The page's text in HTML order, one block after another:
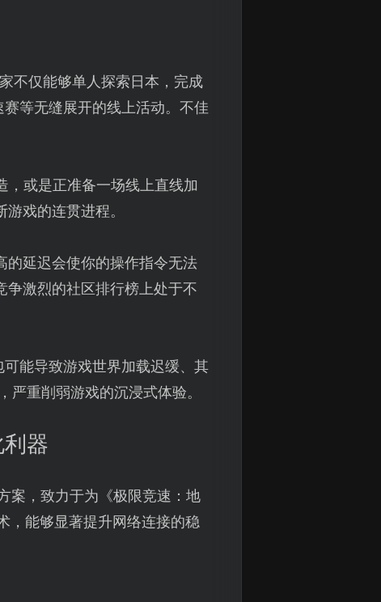
不仅能够单人探索日本，完成
等无缝展开的线上活动。不佳
或是正准备一场线上直线加
戏的连贯进程。
的延迟会使你的操作指令无法
争激烈的社区排行榜上处于不
能导致游戏世界加载迟缓、其
重削弱游戏的沉浸式体验。
器
案，致力于为《极限竞速：地
，能够显著提升网络连接的稳